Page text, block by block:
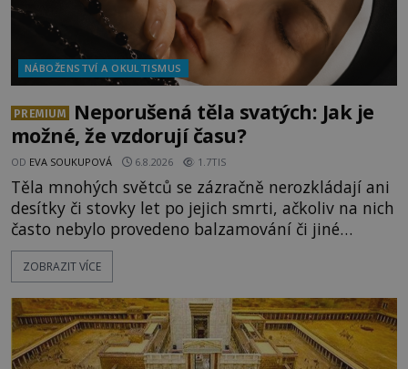
NÁBOŽENSTVÍ A OKULTISMUS
PREMIUM
Neporušená těla svatých: Jak je
možné, že vzdorují času?
OD EVA SOUKUPOVÁ 6.8.2026 1.7TIS
Těla mnohých světců se zázračně nerozkládají ani
desítky či stovky let po jejich smrti, ačkoliv na nich
často nebylo provedeno balzamování či jiné
pokusy o konzervaci. Neporušené ostatky bývají
považovány za důkaz svatosti zemřelých. Jaké
osobností ochraňují? Na hřbitově u kláštera
Milosrdných
ZOBRAZIT VÍCE